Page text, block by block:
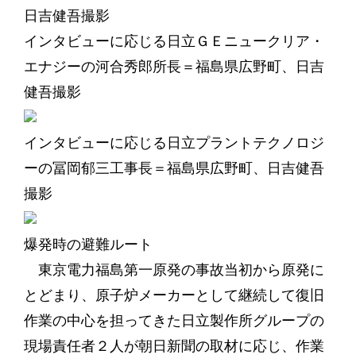
日吉健吾撮影
インタビューに応じる日立ＧＥニュークリア・
エナジーの河合秀郎所長＝福島県広野町、日吉
健吾撮影
インタビューに応じる日立プラントテクノロジ
ーの冨岡郁三工事長＝福島県広野町、日吉健吾
撮影
爆発時の避難ルート
東京電力福島第一原発の事故当初から原発に
とどまり、原子炉メーカーとして継続して復旧
作業の中心を担ってきた日立製作所グループの
現場責任者２人が朝日新聞の取材に応じ、作業